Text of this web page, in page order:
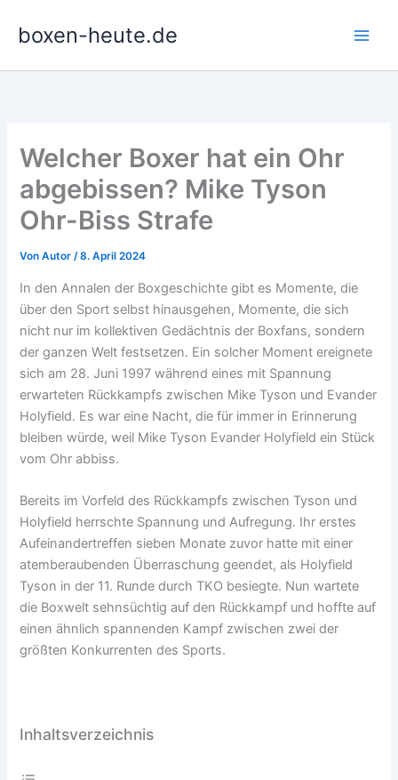
Inhaltboxen-heute.de
Welcher Boxer hat ein Ohr
abgebissen? Mike Tyson
Ohr-Biss Strafe
VonAutor/8. April 2024
In den Annalen der Boxgeschichte gibt es Momente, die
über den Sport selbst hinausgehen, Momente, die sich
nicht nur im kollektiven Gedächtnis der Boxfans, sondern
der ganzen Welt festsetzen. Ein solcher Moment ereignete
sich am 28. Juni 1997 während eines mit Spannung
erwarteten Rückkampfs zwischen Mike Tyson und Evander
Holyfield. Es war eine Nacht, die für immer in Erinnerung
bleiben würde, weil Mike Tyson Evander Holyfield ein Stück
vom Ohr abbiss.
Bereits im Vorfeld des Rückkampfs zwischen Tyson und
Holyfield herrschte Spannung und Aufregung. Ihr erstes
Aufeinandertreffen sieben Monate zuvor hatte mit einer
atemberaubenden Überraschung geendet, als Holyfield
Tyson in der 11. Runde durch TKO besiegte. Nun wartete
die Boxwelt sehnsüchtig auf den Rückkampf und hoffte auf
einen ähnlich spannenden Kampf zwischen zwei der
größten Konkurrenten des Sports.
Inhaltsverzeichnis